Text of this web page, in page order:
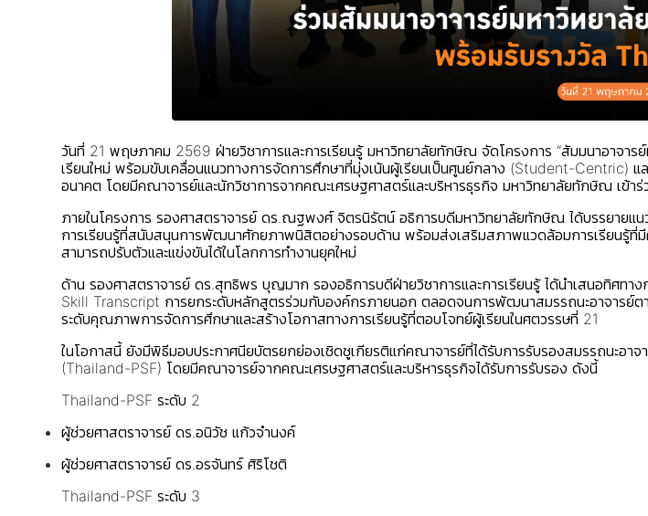
วันที่ 21 พฤษภาคม 2569 ฝ่ายวิชาการและการเรียนรู้ มหาวิทยาลัยทักษิณ จัดโครงการ “สัมมนาอาจา
เรียนใหม่ พร้อมขับเคลื่อนแนวทางการจัดการศึกษาที่มุ่งเน้นผู้เรียนเป็นศูนย์กลาง (Student-Centric)
อนาคต โดยมีคณาจารย์และนักวิชาการจากคณะเศรษฐศาสตร์และบริหารธุรกิจ มหาวิทยาลัยทักษิณ เข้า
ภายในโครงการ รองศาสตราจารย์ ดร.ณฐพงศ์ จิตรนิรัตน์ อธิการบดีมหาวิทยาลัยทักษิณ ได้บรรยายแน
การเรียนรู้ที่สนับสนุนการพัฒนาศักยภาพนิสิตอย่างรอบด้าน พร้อมส่งเสริมสภาพแวดล้อมการเรียนรู้
สามารถปรับตัวและแข่งขันได้ในโลกการทำงานยุคใหม่
ด้าน รองศาสตราจารย์ ดร.สุทธิพร บุญมาก รองอธิการบดีฝ่ายวิชาการและการเรียนรู้ ได้นำเสนอทิศ
Skill Transcript การยกระดับหลักสูตรร่วมกับองค์กรภายนอก ตลอดจนการพัฒนาสมรรถนะอาจาร
ระดับคุณภาพการจัดการศึกษาและสร้างโอกาสทางการเรียนรู้ที่ตอบโจทย์ผู้เรียนในศตวรรษที่ 21
ในโอกาสนี้ ยังมีพิธีมอบประกาศนียบัตรยกย่องเชิดชูเกียรติแก่คณาจารย์ที่ได้รับการรับรองสมรรถนะอ
(Thailand-PSF) โดยมีคณาจารย์จากคณะเศรษฐศาสตร์และบริหารธุรกิจได้รับการรับรอง ดังนี้
Thailand-PSF ระดับ 2
ผู้ช่วยศาสตราจารย์ ดร.อนิวัช แก้วจำนงค์
ผู้ช่วยศาสตราจารย์ ดร.อรจันทร์ ศิริโชติ
Thailand-PSF ระดับ 3